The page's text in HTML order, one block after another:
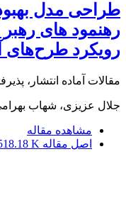
طراحی مدل
رهنمود های
رویکرد طرح‌های
مقالات آماده انتشار،
جلال عزیزی، شهاب
مشاهده مقاله
اصل مقاله K